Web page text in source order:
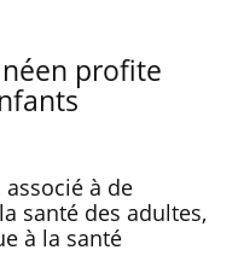
profite
à de
santé des adultes,
à la santé